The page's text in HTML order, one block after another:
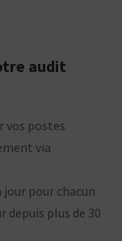
audit
vos postes
via
pour chacun
plus de 30